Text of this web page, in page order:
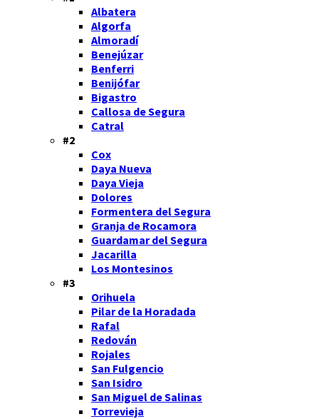
Albatera
Algorfa
Almoradí
Benejúzar
Benferri
Benijófar
Bigastro
Callosa de Segura
Catral
#2
Cox
Daya Nueva
Daya Vieja
Dolores
Formentera del Segura
Granja de Rocamora
Guardamar del Segura
Jacarilla
Los Montesinos
#3
Orihuela
Pilar de la Horadada
Rafal
Redován
Rojales
San Fulgencio
San Isidro
San Miguel de Salinas
Torrevieja